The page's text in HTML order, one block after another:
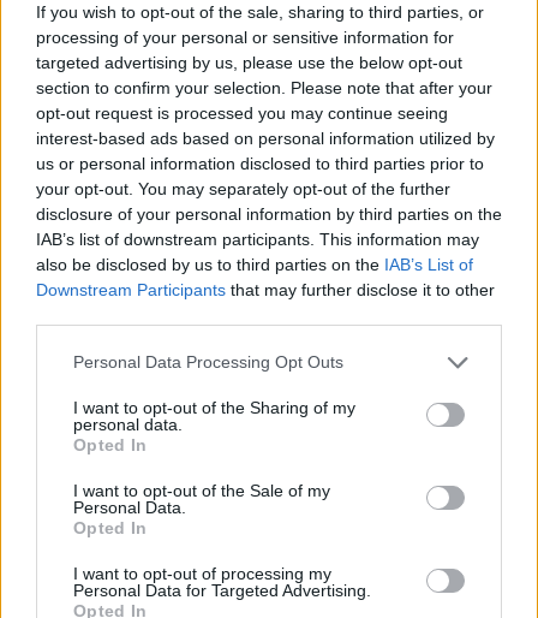
If you wish to opt-out of the sale, sharing to third parties, or
processing of your personal or sensitive information for
targeted advertising by us, please use the below opt-out
section to confirm your selection. Please note that after your
opt-out request is processed you may continue seeing
interest-based ads based on personal information utilized by
us or personal information disclosed to third parties prior to
your opt-out. You may separately opt-out of the further
disclosure of your personal information by third parties on the
IAB’s list of downstream participants. This information may
also be disclosed by us to third parties on the IAB’s List of
Downstream Participants that may further disclose it to other
Please note that this website/app uses one or more Google
not limited to your visit or usage behaviour. You may click to
grant or deny consent to Google and its third-party tags to
use your data for below specified purposes in below Google
consent section.
Personal Data Processing Opt Outs
I want to opt-out of the Sharing of my
personal data.
Opted In
I want to opt-out of the Sale of my
Personal Data.
Opted In
I want to opt-out of processing my
Personal Data for Targeted Advertising.
Opted In
Hogy mentsük meg tényleg
Görögországot? Érvek a Grexit
mellett
Kettős Mérce vendégszerző•2015. július 12.
Bár a Sziriza programjában jó ideje nem szerepel az
euróból való kilépés, a párt balszárnyán régóta
fontolgatják ezt a lehetőséget. Ezt az álláspontot
képviseli Kosztasz Lapavitszasz nemzetközileg is
elismert közgazdász, január óta a párt parlamenti